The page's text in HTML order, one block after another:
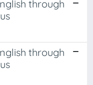
through
through